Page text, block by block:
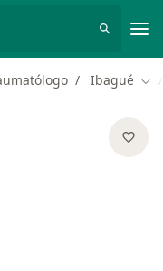
Ibagué